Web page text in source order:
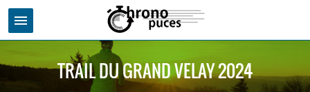
menu
TRAIL DU GRAND VELAY 2024